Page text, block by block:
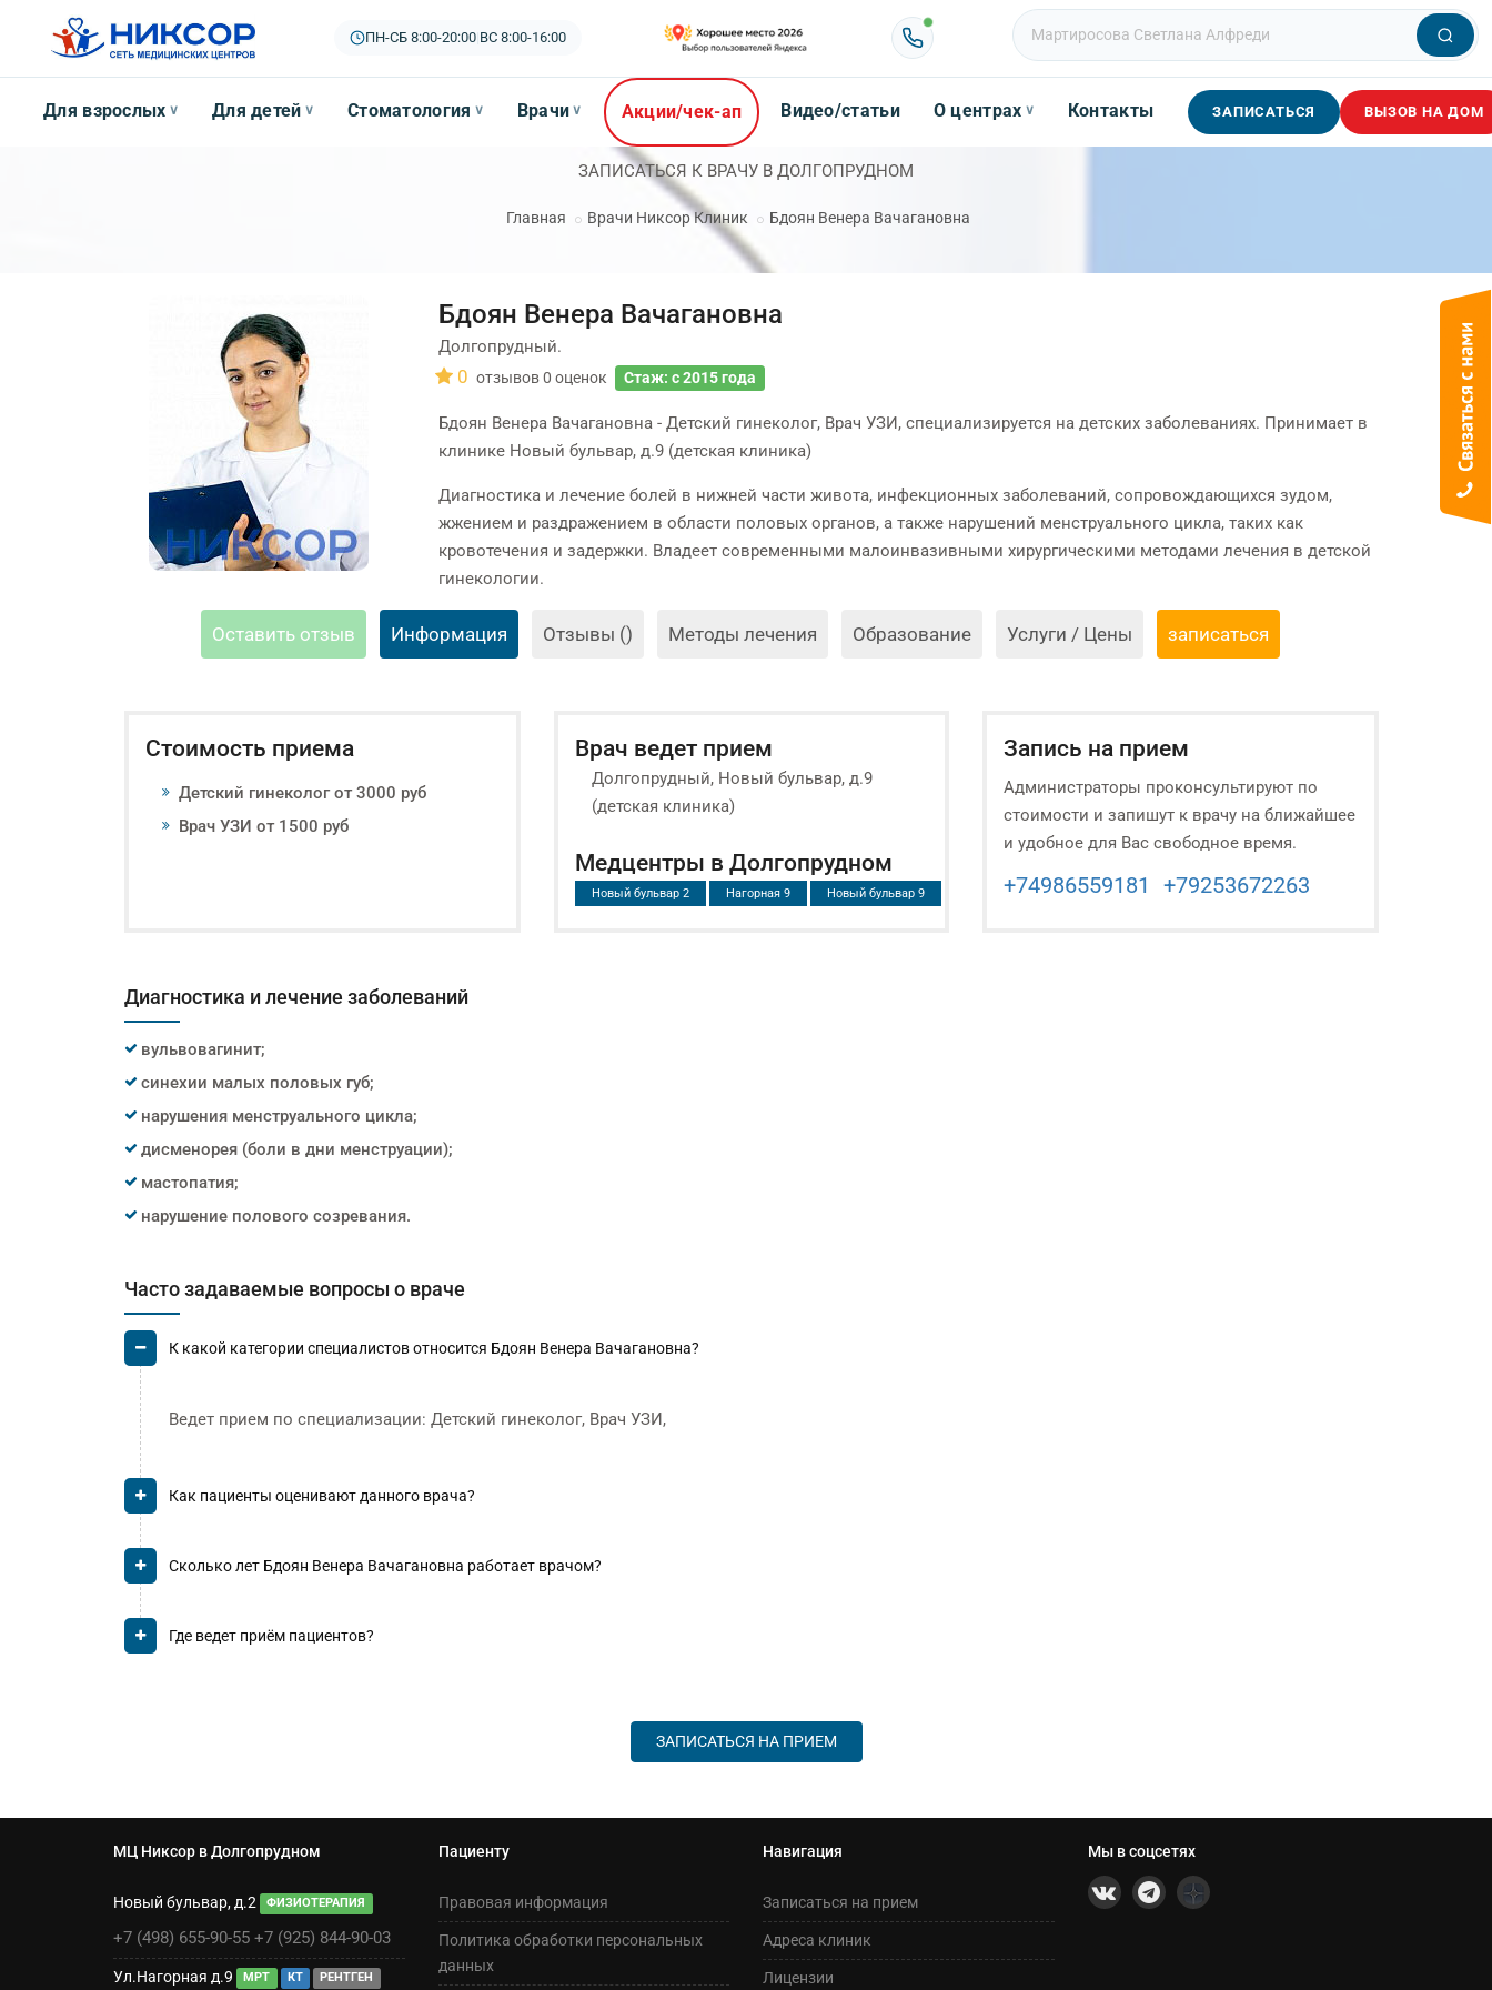
ПН-СБ 8:00-20:00| ВС 8:00-16:00
Для взрослых ∨ Для детей ∨ Стоматология ∨ Врачи ∨ Акции/чек-ап Видео/статьи О центрах ∨ Контакты ЗАПИСАТЬСЯ ВЫЗОВ НА ДОМ
ЗАПИСАТЬСЯ К ВРАЧУ В ДОЛГОПРУДНОМ
Главная Врачи Никсор Клиник Бдоян Венера Вачагановна
Бдоян Венера Вачагановна
Долгопрудный.
0 отзывов0 оценок Стаж: с 2015 года
Бдоян Венера Вачагановна - Детский гинеколог, Врач УЗИ, специализируется на детских заболеваниях. Принимает в
клинике Новый бульвар, д.9 (детская клиника)
Диагностика и лечение болей в нижней части живота, инфекционных заболеваний, сопровождающихся зудом,
жжением и раздражением в области половых органов, а также нарушений менструального цикла, таких как
кровотечения и задержки. Владеет современными малоинвазивными хирургическими методами лечения в детской
гинекологии.
Оставить отзыв Информация Отзывы () Методы лечения Образование Услуги / Цены записаться
Стоимость приема
Детский гинеколог от 3000 руб
Врач УЗИ от 1500 руб
Врач ведет прием
Долгопрудный, Новый бульвар, д.9
(детская клиника)
Медцентры в Долгопрудном
Новый бульвар 2 Нагорная 9 Новый бульвар 9
Запись на прием
Администраторы проконсультируют по
стоимости и запишут к врачу на ближайшее
и удобное для Вас свободное время.
+74986559181 +79253672263
Диагностика и лечение заболеваний
вульвовагинит;
синехии малых половых губ;
нарушения менструального цикла;
дисменорея (боли в дни менструации);
мастопатия;
нарушение полового созревания.
Часто задаваемые вопросы о враче
К какой категории специалистов относится Бдоян Венера Вачагановна?
Ведет прием по специализации: Детский гинеколог, Врач УЗИ,
Как пациенты оценивают данного врача?
Сколько лет Бдоян Венера Вачагановна работает врачом?
Где ведет приём пациентов?
ЗАПИСАТЬСЯ НА ПРИЕМ
МЦ Никсор в Долгопрудном
Новый бульвар, д.2 ФИЗИОТЕРАПИЯ
+7 (498) 655-90-55 +7 (925) 844-90-03
Ул.Нагорная д.9 МРТ КТ РЕНТГЕН
Пациенту
Правовая информация
Политика обработки персональных
данных
Навигация
Записаться на прием
Адреса клиник
Лицензии
Мы в соцсетях